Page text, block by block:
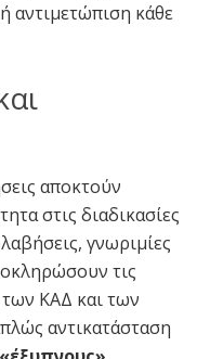
αντιμετώπιση κάθε
αποκτούν
στις διαδικασίες
γνωριμίες
τις
ΚΑΔ και των
αντικατάσταση